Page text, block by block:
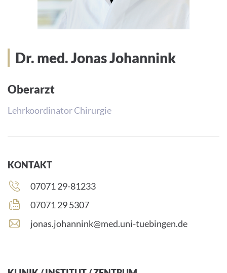
Dr. med. Jonas Johannink
Oberarzt
Lehrkoordinator Chirurgie
KONTAKT
Telefonnummer:
07071 29-81233
Faxnummer:
07071 29 5307
E
i
jonas.johannink@med.uni-tuebingen.de